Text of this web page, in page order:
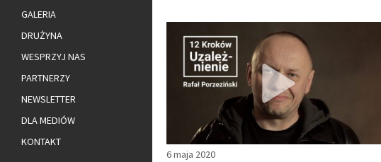
6 maja 2020
GALERIA
DRUŻYNA
WESPRZYJ NAS
PARTNERZY
NEWSLETTER
DLA MEDIÓW
KONTAKT